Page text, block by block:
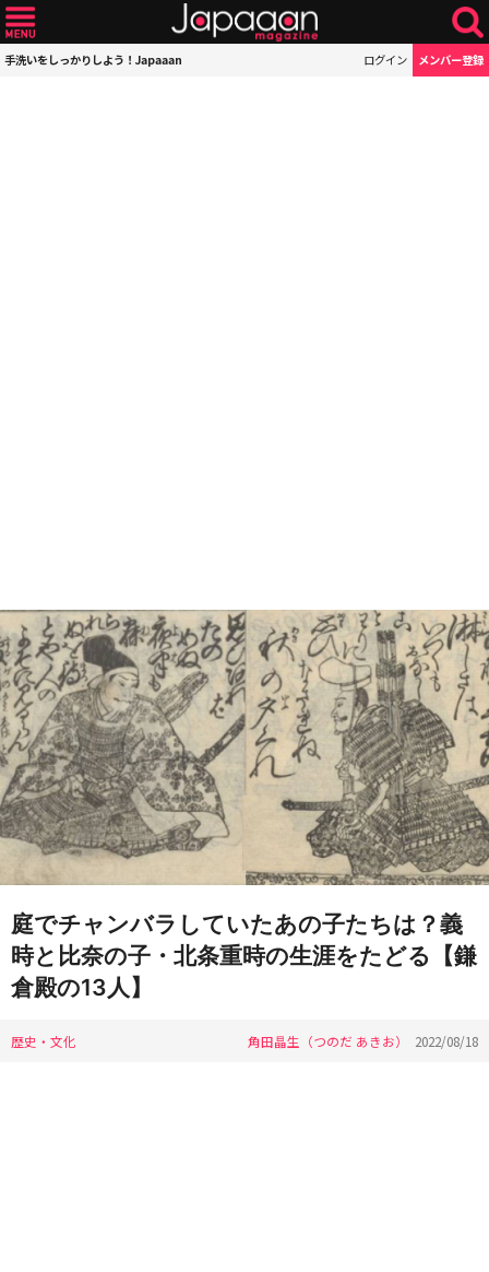
手洗いをしっかりしよう！Japaaan ログイン メンバー登録
庭でチャンバラしていたあの子たちは？義
時と比奈の子・北条重時の生涯をたどる【鎌
倉殿の13人】
歴史・文化 角田晶生（つのだ あきお） 2022/08/18